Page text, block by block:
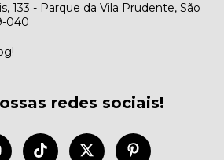
133 - Parque da Vila Prudente, São
040
redes sociais!